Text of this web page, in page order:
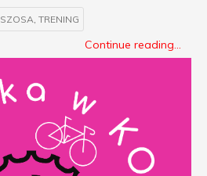
SZOSA, TRENING
Continue reading...